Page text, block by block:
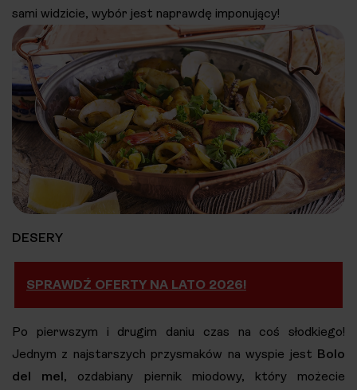
sami widzicie, wybór jest naprawdę imponujący!
DESERY
SPRAWDŹ OFERTY NA LATO 2026!
Po pierwszym i drugim daniu czas na coś słodkiego!
Jednym z najstarszych przysmaków na wyspie jest Bolo
del mel, ozdabiany piernik miodowy, który możecie